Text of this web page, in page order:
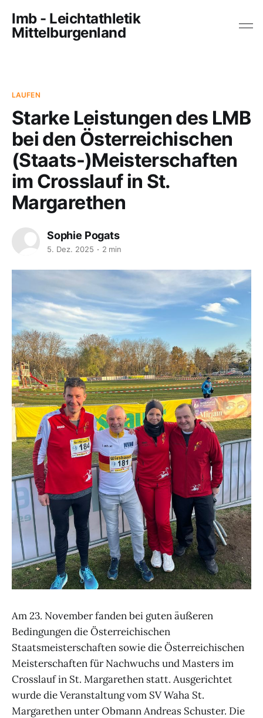
lmb - Leichtathletik
Mittelburgenland
LAUFEN
Starke Leistungen des LMB
bei den Österreichischen
(Staats-)Meisterschaften
im Crosslauf in St.
Margarethen
Sophie Pogats
5. Dez. 2025 2 min
Am 23. November fanden bei guten äußeren
Bedingungen die Österreichischen
Staatsmeisterschaften sowie die Österreichischen
Meisterschaften für Nachwuchs und Masters im
Crosslauf in St. Margarethen statt. Ausgerichtet
wurde die Veranstaltung vom SV Waha St.
Margarethen unter Obmann Andreas Schuster. Die